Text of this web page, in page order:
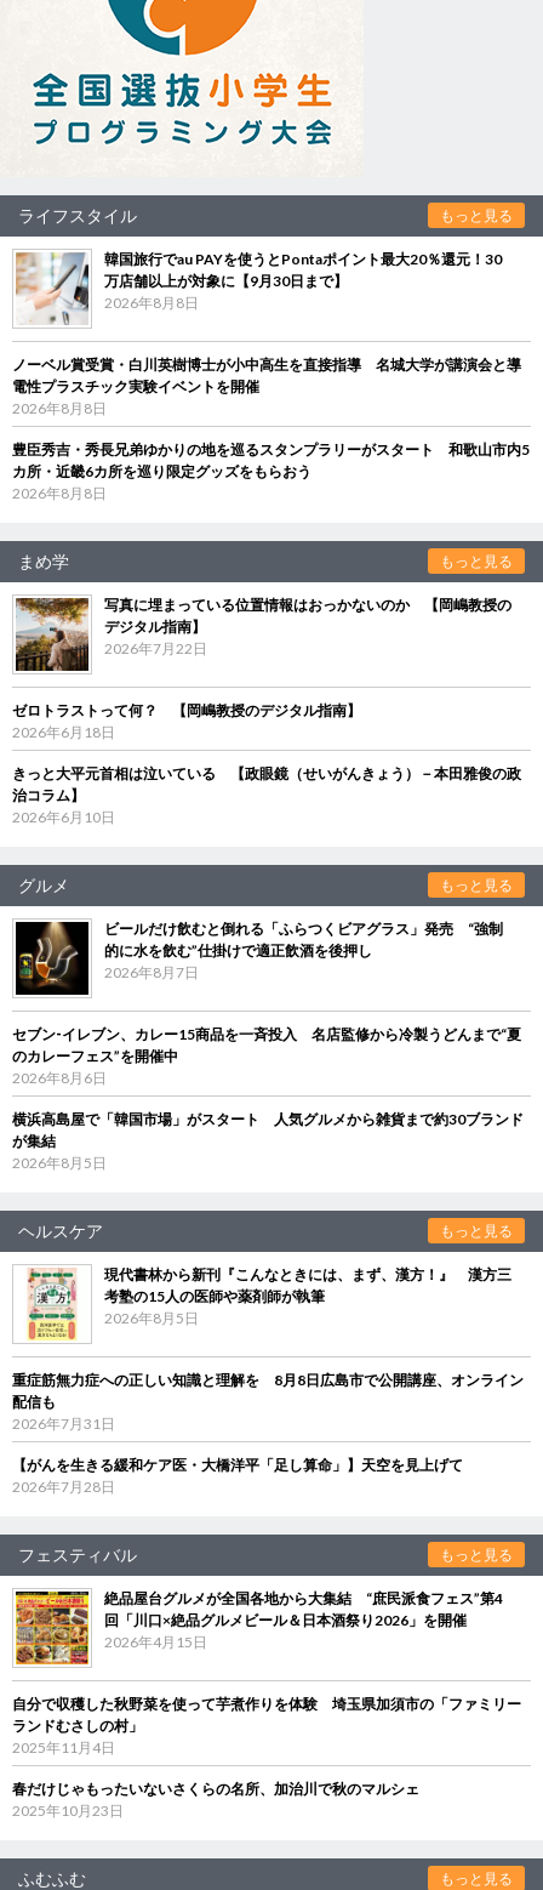
ライフスタイル もっと見る
韓国旅行でau PAYを使うとPontaポイント最大20％還元！30
万店舗以上が対象に【9月30日まで】
2026年8月8日
ノーベル賞受賞・白川英樹博士が小中高生を直接指導 名城大学が講演会と導
電性プラスチック実験イベントを開催
2026年8月8日
豊臣秀吉・秀長兄弟ゆかりの地を巡るスタンプラリーがスタート 和歌山市内5
カ所・近畿6カ所を巡り限定グッズをもらおう
2026年8月8日
まめ学 もっと見る
写真に埋まっている位置情報はおっかないのか 【岡嶋教授の
デジタル指南】
2026年7月22日
ゼロトラストって何？ 【岡嶋教授のデジタル指南】
2026年6月18日
きっと大平元首相は泣いている 【政眼鏡（せいがんきょう）－本田雅俊の政
治コラム】
2026年6月10日
グルメ もっと見る
ビールだけ飲むと倒れる「ふらつくビアグラス」発売 “強制
的に水を飲む”仕掛けで適正飲酒を後押し
2026年8月7日
セブン‐イレブン、カレー15商品を一斉投入 名店監修から冷製うどんまで“夏
のカレーフェス”を開催中
2026年8月6日
横浜高島屋で「韓国市場」がスタート 人気グルメから雑貨まで約30ブランド
が集結
2026年8月5日
ヘルスケア もっと見る
現代書林から新刊『こんなときには、まず、漢方！』 漢方三
考塾の15人の医師や薬剤師が執筆
2026年8月5日
重症筋無力症への正しい知識と理解を 8月8日広島市で公開講座、オンライン
配信も
2026年7月31日
【がんを生きる緩和ケア医・大橋洋平「足し算命」】天空を見上げて
2026年7月28日
フェスティバル もっと見る
絶品屋台グルメが全国各地から大集結 “庶民派食フェス”第4
回「川口×絶品グルメビール＆日本酒祭り2026」を開催
2026年4月15日
自分で収穫した秋野菜を使って芋煮作りを体験 埼玉県加須市の「ファミリー
ランドむさしの村」
2025年11月4日
春だけじゃもったいないさくらの名所、加治川で秋のマルシェ
2025年10月23日
ふむふむ もっと見る